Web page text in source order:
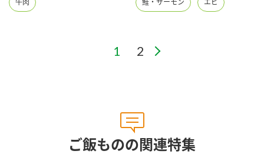
牛肉 鮭・サーモン エビ
ご飯ものの関連特集